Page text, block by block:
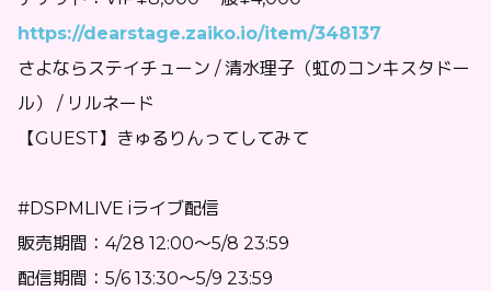
https://dearstage.zaiko.io/item/348137
さよならステイチューン / 清水理子（虹のコンキスタドー
ル） / リルネード
【GUEST】きゅるりんってしてみて
#DSPMLIVE iライブ配信
販売期間：4/28 12:00〜5/8 23:59
配信期間：5/6 13:30〜5/9 23:59